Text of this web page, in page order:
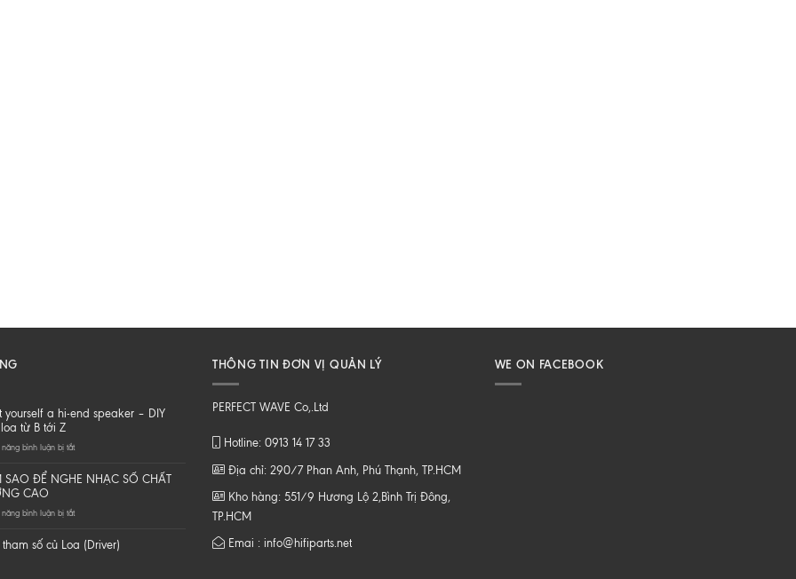
yourself a hi-end speaker – DIY
từ B tới Z
bình luận bị tắtở
it
yourself
hi-
speaker
SAO ĐỂ NGHE NHẠC SỐ CHẤT
CAO
bình luận bị tắtở
SAO
ĐỂ
số củ Loa (Driver)
THÔNG TIN ĐƠN VỊ QUẢN LÝ
PERFECT WAVE Co,.Ltd
Hotline: 0913 14 17 33
Địa chỉ: 290/7 Phan Anh, Phú Thạnh, TP.HCM
Kho hàng: 551/9 Hương Lộ 2,Bình Trị Đông,
TP.HCM
Emai : info@hifiparts.net
WE ON FACEBOOK